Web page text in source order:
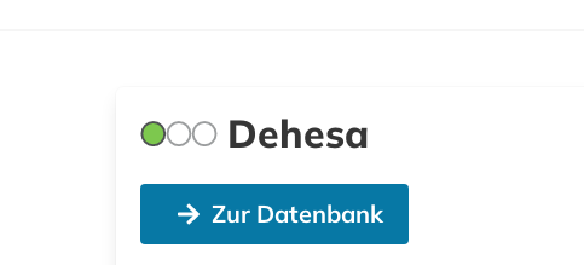
Dehesa
Zur Datenbank